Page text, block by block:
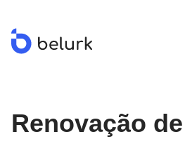
Renovação